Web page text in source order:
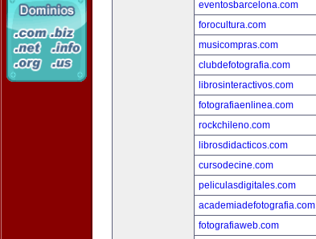
eventosbarcelona.com
forocultura.com
musicompras.com
clubdefotografia.com
librosinteractivos.com
fotografiaenlinea.com
rockchileno.com
librosdidacticos.com
cursodecine.com
peliculasdigitales.com
academiadefotografia.com
fotografiaweb.com